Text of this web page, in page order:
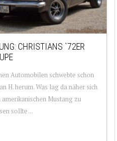
CHRISTIANS `72ER
Automobilen schwebte schon
H. herum. Was lag da näher sich
Mustang zu
sollte ...